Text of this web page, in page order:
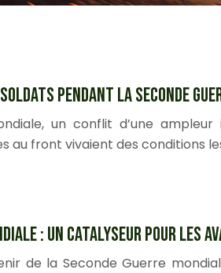
pendant la Seconde
un conflit d’une
au front vivaient des conditions
: un catalyseur pour les
de la Seconde Guerre